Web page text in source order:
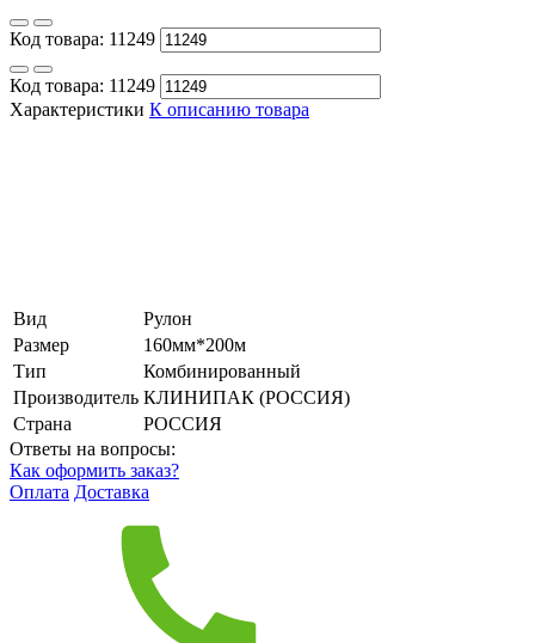
Код товара: 11249
Код товара: 11249
Характеристики К описанию товара
Вид
Рулон
Размер
160мм*200м
Тип
Комбинированный
Производитель КЛИНИПАК (РОССИЯ)
Страна
РОССИЯ
Ответы на вопросы:
Как оформить заказ?
Оплата Доставка